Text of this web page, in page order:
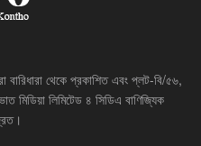
থেকে প্রকাশিত এবং প্লট-বি/৫৬,
মিডিয়া লিমিটেড ৪ সিডিএ বাণিজ্যিক